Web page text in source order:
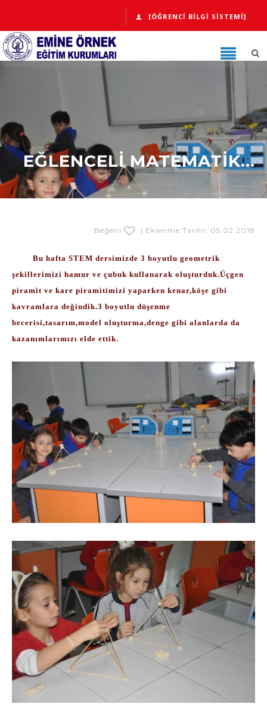
[ÖĞRENCI BILGI SISTEMI]
EĞLENCELI MATEMATIK...
Beğeni | Eklenme Tarihi: 05.02.2018
Bu hafta STEM dersimizde 3 boyutlu geometrik
şekillerimizi hamur ve çubuk kullanarak oluşturduk.Üçgen
piramit ve kare piramitimizi yaparken kenar,köşe gibi
kavramlara değindik.3 boyutlu düşenme
becerisi,tasarım,model oluşturma,denge gibi alanlarda da
kazanımlarımızı elde ettik.